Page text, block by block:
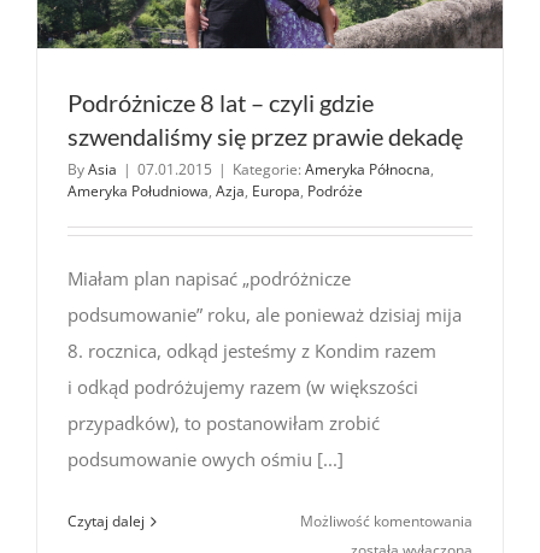
Podróżnicze 8 lat – czyli gdzie
szwendaliśmy się przez prawie dekadę
ByAsia | 07.01.2015 | Kategorie: Ameryka Północna,
Ameryka Południowa, Azja, Europa, Podróże
Miałam plan napisać „podróżnicze
podsumowanie” roku, ale ponieważ dzisiaj mija
8. rocznica, odkąd jesteśmy z Kondim razem
i odkąd podróżujemy razem (w większości
przypadków), to postanowiłam zrobić
podsumowanie owych ośmiu [...]
Czytaj dalej Możliwość komentowania